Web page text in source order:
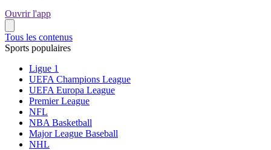
Ouvrir l'app
Tous les contenus
Sports populaires
Ligue 1
UEFA Champions League
UEFA Europa League
Premier League
NFL
NBA Basketball
Major League Baseball
NHL